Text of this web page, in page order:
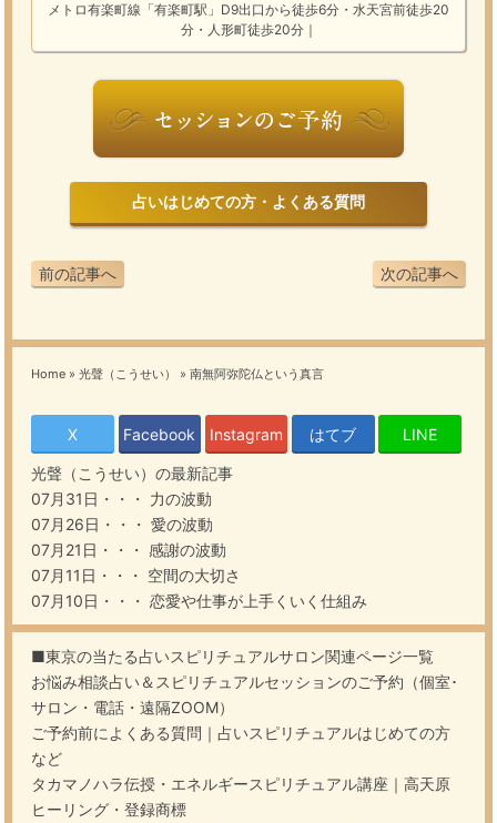
メトロ有楽町線「有楽町駅」D9出口から徒歩6分・水天宮前徒歩20
分・人形町徒歩20分｜
占いはじめての方・よくある質問
次の記事へ
前の記事へ
Home » 光聲（こうせい） » 南無阿弥陀仏という真言
X Facebook Instagram はてブ LINE
光聲（こうせい）の最新記事
07月31日・・・ 力の波動
07月26日・・・ 愛の波動
07月21日・・・ 感謝の波動
07月11日・・・ 空間の大切さ
07月10日・・・ 恋愛や仕事が上手くいく仕組み
■東京の当たる占いスピリチュアルサロン関連ページ一覧
お悩み相談占い＆スピリチュアルセッションのご予約（個室･
サロン・電話・遠隔ZOOM）
ご予約前によくある質問｜占いスピリチュアルはじめての方
など
タカマノハラ伝授・エネルギースピリチュアル講座｜高天原
ヒーリング・登録商標